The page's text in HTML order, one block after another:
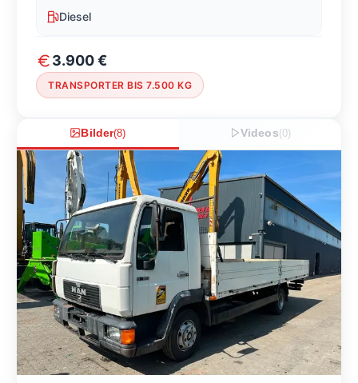
Diesel
3.900 €
TRANSPORTER BIS 7.500 KG
Bilder(8) Videos(0)